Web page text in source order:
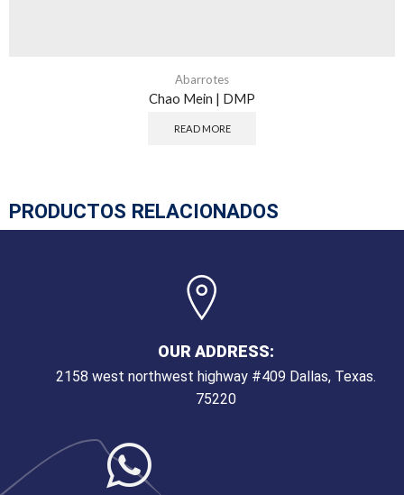
Abarrotes
Chao Mein | DMP
READ MORE
PRODUCTOS RELACIONADOS
OUR ADDRESS:
2158 west northwest highway #409 Dallas, Texas.
75220